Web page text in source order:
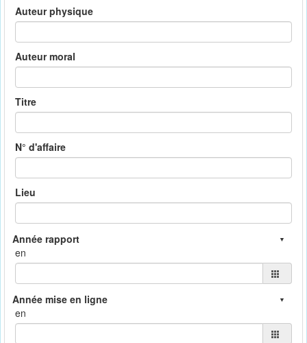
Auteur physique
Auteur moral
Titre
N° d'affaire
Lieu
en
en